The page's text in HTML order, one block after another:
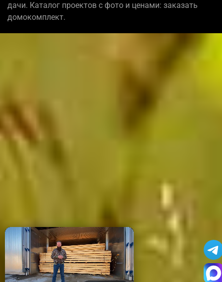
дачи. Каталог проектов с фото и ценами: заказать
домокомплект.